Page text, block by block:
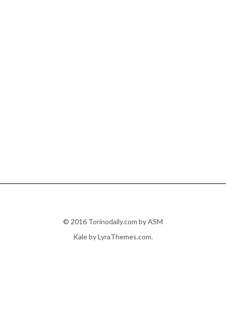
© 2016 Torinodaily.com by ASM
Kaleby LyraThemes.com.